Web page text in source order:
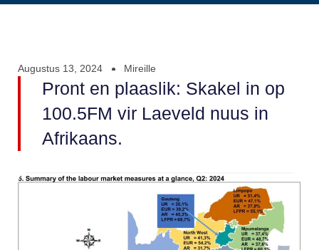
Augustus 13, 2024 Mireille
Pront en plaaslik: Skakel in op
100.5FM vir Laeveld nuus in
Afrikaans.